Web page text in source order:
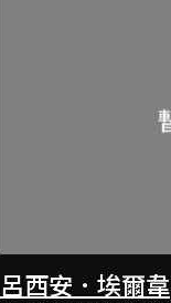
呂西安．埃爾韋